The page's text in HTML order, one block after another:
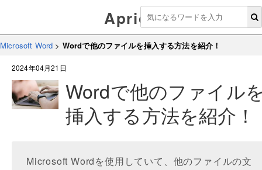
Aprico
Microsoft Word > Wordで他のファイルを挿入する方法を紹介！
2024年04月21日
Wordで他のファイル
挿入する方法を紹介！
Microsoft Wordを使用していて、他のファイルの文